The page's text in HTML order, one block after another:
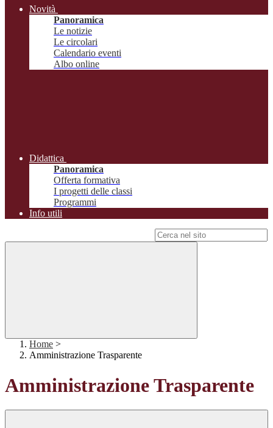
Novità
Panoramica
Le notizie
Le circolari
Calendario eventi
Albo online
Didattica
Panoramica
Offerta formativa
I progetti delle classi
Programmi
Info utili
Home >
Amministrazione Trasparente
Amministrazione Trasparente